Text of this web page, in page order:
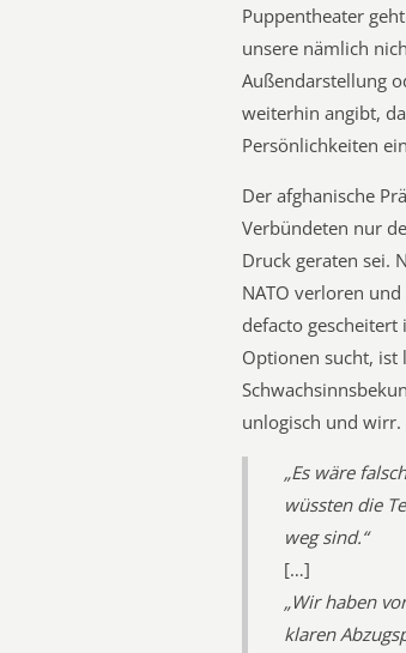
Puppentheater
unsere nämlich
Außendarstellung
weiterhin angibt,
Persönlichkeiten
Der afghanische
Verbündeten nur
Druck geraten sei.
NATO verloren
defacto gescheitert
Optionen sucht, ist
unlogisch und wirr.
„Es wäre
wüssten die
weg sind.“
[…]
„Wir haben
klaren